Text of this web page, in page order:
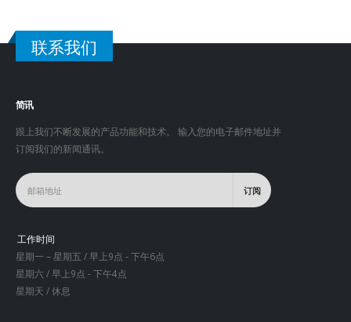
联系我们
简讯
跟上我们不断发展的产品功能和技术。 输入您的电子邮件地址并
订阅我们的新闻通讯。
工作时间
星期一 – 星期五 / 早上9点 - 下午6点
星期六 / 早上9点 - 下午4点
星期天 / 休息